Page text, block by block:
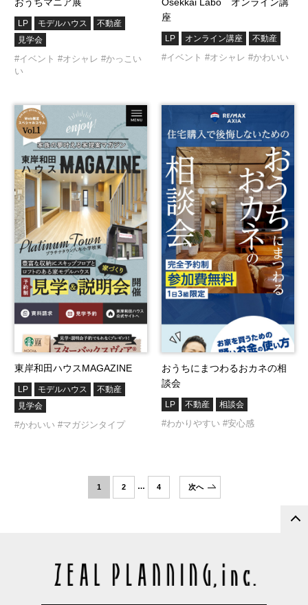
おうちマニア展
LP モデルハウス
不動産
見学会
#イベント #オシャレ #かっこい
い
Osekkai Labo オンライン講
座
LP オンライン講座 不動産
#イベント #オシャレ #かわいい
東岸和田ハウスMAGAZINE
LP モデルハウス
不動産
見学会
#かわいい #マガジンタイプ
おうちにまつわるおカネの相
談会
LP 不動産 相談会
#わかりやすい #安心感
1 2 … 4 次へ